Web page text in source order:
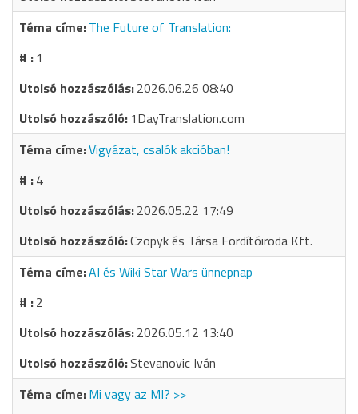
The Future of Translation:
1
2026.06.26 08:40
1DayTranslation.com
Vigyázat, csalók akcióban!
4
2026.05.22 17:49
Czopyk és Társa Fordítóiroda Kft.
AI és Wiki Star Wars ünnepnap
2
2026.05.12 13:40
Stevanovic Iván
Mi vagy az MI? >>